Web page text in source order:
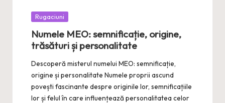
Posted
Rugaciuni
Numele MEO: semnificație, origine,
trăsături și personalitate
Descoperă misterul numelui MEO: semnificație,
origine și personalitate Numele proprii ascund
povești fascinante despre originile lor, semnificațiile
lor și felul în care influențează personalitatea celor